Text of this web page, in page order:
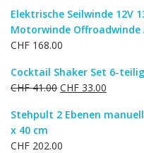
Elektrische Seilwinde 12V
Motorwinde Offroadwinde
CHF 168.00
Cocktail Shaker Set 6-teilig
CHF41.00 Ursprünglicher
war:
CHF 33.00
ist:
Stehpult 2 Ebenen
x 40 cm
CHF 202.00